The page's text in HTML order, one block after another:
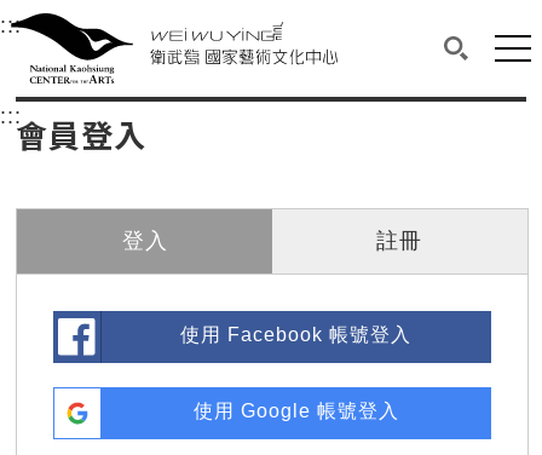
衛武營國家藝術文化中心
中央內容區塊，為本頁主要內容區。
:::選單連結區塊，此區塊列有本網站主要連結。
衛武營國家藝術文化中心
搜尋(開
網
::: 中央內容區塊，為本頁主要內容區。
會員登入
登入 註冊
使用 Facebook 帳號登入
使用 Google 帳號登入